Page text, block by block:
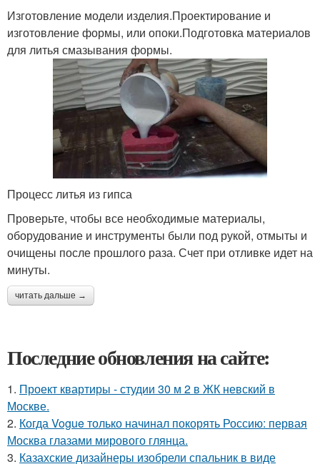
Изготовление модели изделия.Проектирование и
изготовление формы, или опоки.Подготовка материалов
для литья смазывания формы.
Процесс литья из гипса
Проверьте, чтобы все необходимые материалы,
оборудование и инструменты были под рукой, отмыты и
очищены после прошлого раза. Счет при отливке идет на
минуты.
читать дальше →
Последние обновления на сайте:
1. Проект квартиры - студии 30 м 2 в ЖК невский в
Москве.
2. Когда Vogue только начинал покорять Россию: первая
Москва глазами мирового глянца.
3. Казахские дизайнеры изобрели спальник в виде